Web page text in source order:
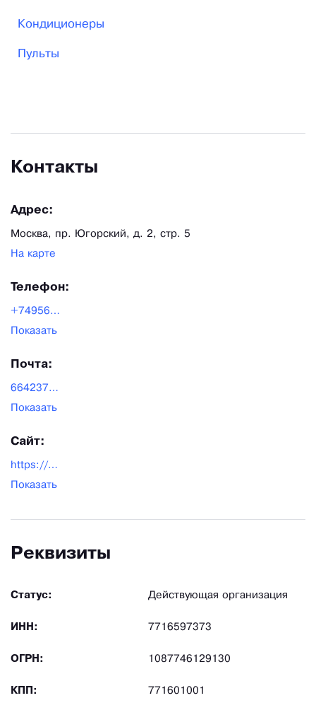
Кондиционеры
Пульты
Контакты
Адрес:
Москва, пр. Югорский, д. 2, стр. 5
На карте
Телефон:
+74956642370
Показать
Почта:
6642370@mail.ru
Показать
Сайт:
https://splitoff.ru/
Показать
Реквизиты
Статус: Действующая организация
ИНН: 7716597373
ОГРН: 1087746129130
КПП: 771601001